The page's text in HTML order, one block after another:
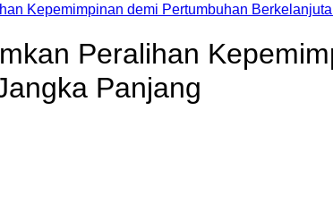
Kepemimpinan demi Pertumbuhan
Peralihan
Panjang